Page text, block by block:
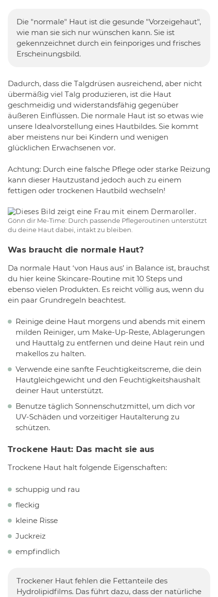
Die "normale" Haut ist die gesunde "Vorzeigehaut",
wie man sie sich nur wünschen kann. Sie ist
gekennzeichnet durch ein feinporiges und frisches
Erscheinungsbild.
Dadurch, dass die Talgdrüsen ausreichend, aber nicht
übermäßig viel Talg produzieren, ist die Haut
geschmeidig und widerstandsfähig gegenüber
äußeren Einflüssen. Die normale Haut ist so etwas wie
unsere Idealvorstellung eines Hautbildes. Sie kommt
aber meistens nur bei Kindern und wenigen
glücklichen Erwachsenen vor.
Achtung: Durch eine falsche Pflege oder starke Reizung
kann dieser Hautzustand jedoch auch zu einem
fettigen oder trockenen Hautbild wechseln!
Gönn dir Me-Time: Durch passende Pflegeroutinen unterstützt
du deine Haut dabei, intakt zu bleiben.
Was braucht die normale Haut?
Da normale Haut ‘von Haus aus’ in Balance ist, brauchst
du hier keine Skincare-Routine mit 10 Steps und
ebenso vielen Produkten. Es reicht völlig aus, wenn du
ein paar Grundregeln beachtest.
Reinige deine Haut morgens und abends mit einem
milden Reiniger, um Make-Up-Reste, Ablagerungen
und Hauttalg zu entfernen und deine Haut rein und
makellos zu halten.
Verwende eine sanfte Feuchtigkeitscreme, die dein
Hautgleichgewicht und den Feuchtigkeitshaushalt
deiner Haut unterstützt.
Benutze täglich Sonnenschutzmittel, um dich vor
UV-Schäden und vorzeitiger Hautalterung zu
schützen.
Trockene Haut: Das macht sie aus
Trockene Haut halt folgende Eigenschaften:
schuppig und rau
fleckig
kleine Risse
Juckreiz
empfindlich
Trockener Haut fehlen die Fettanteile des
Hydrolipidfilms. Das führt dazu, dass der natürliche